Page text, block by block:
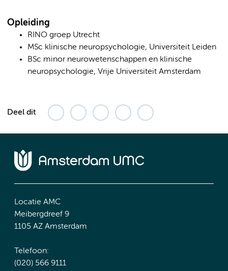
Opleiding
RINO groep Utrecht
MSc klinische neuropsychologie, Universiteit Leiden
BSc minor neurowetenschappen en klinische
neuropsychologie, Vrije Universiteit Amsterdam
Deel dit
Locatie AMC
Meibergdreef 9
1105 AZ Amsterdam
Telefoon:
(020) 566 9111